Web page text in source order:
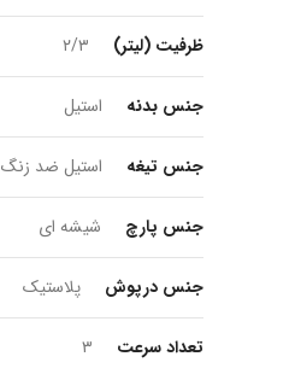
ظرفیت (لیتر) ۲/۳
جنس بدنه استیل
جنس تیغه استیل ضد زنگ
جنس پارچ شیشه ای
جنس درپوش پلاستیک
تعداد سرعت ۳